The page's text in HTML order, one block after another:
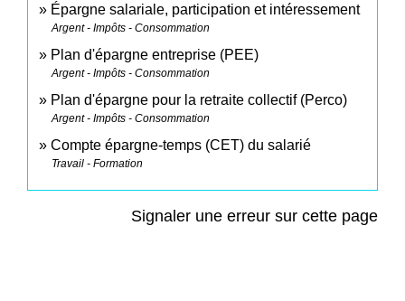
Épargne salariale, participation et intéressement
Argent - Impôts - Consommation
Plan d'épargne entreprise (PEE)
Argent - Impôts - Consommation
Plan d'épargne pour la retraite collectif (Perco)
Argent - Impôts - Consommation
Compte épargne-temps (CET) du salarié
Travail - Formation
Signaler une erreur sur cette page